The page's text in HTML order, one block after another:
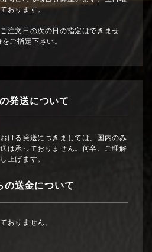
おります。
注文日の次の日の指定はできませ
ご指定下さい。
発送について
ける発送につきましては、国内のみ
は承っておりません。何卒、ご理解
上げます。
の送金について
おりません。